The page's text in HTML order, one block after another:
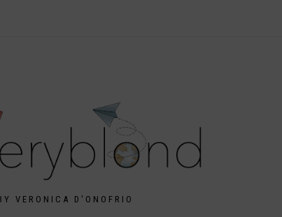
VERONICA D'ONOFRIO